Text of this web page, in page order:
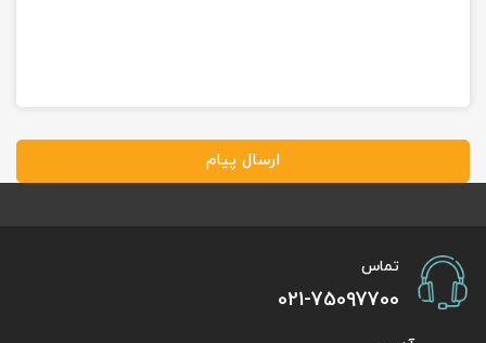
ارسال پیام
تماس
021-75097700